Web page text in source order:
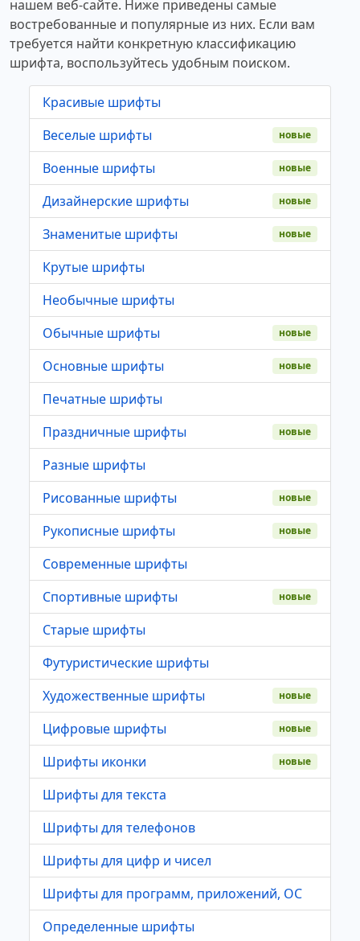
нашем веб-сайте. Ниже приведены самые
востребованные и популярные из них. Если вам
требуется найти конкретную классификацию
шрифта, воспользуйтесь удобным поиском.
Красивые шрифты
Веселые шрифты
новые
Военные шрифты новые
Дизайнерские шрифты новые
Знаменитые шрифты новые
Крутые шрифты
Необычные шрифты
Обычные шрифты
новые
Основные шрифты новые
Печатные шрифты
Праздничные шрифты
новые
Разные шрифты
Рисованные шрифты
новые
Рукописные шрифты новые
Современные шрифты
Спортивные шрифты
новые
Старые шрифты
Футуристические шрифты
Художественные шрифты
новые
Цифровые шрифты новые
Шрифты иконки новые
Шрифты для текста
Шрифты для телефонов
Шрифты для цифр и чисел
Шрифты для программ, приложений, ОС
Определенные шрифты